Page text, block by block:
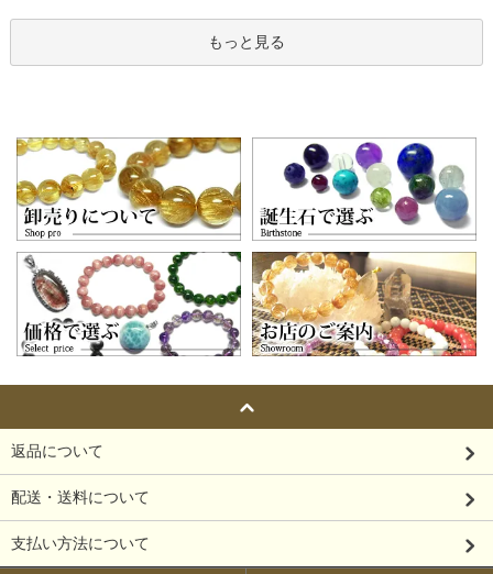
もっと見る
返品について
配送・送料について
支払い方法について